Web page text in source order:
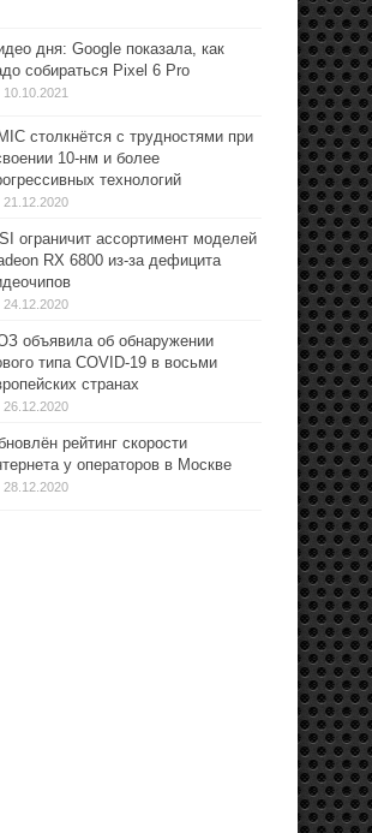
дня: Google показала, как
собираться Pixel 6 Pro
10.10.2021
столкнётся с трудностями при
10-нм и более
технологий
21.12.2020
ограничит ассортимент моделей
RX 6800 из-за дефицита
24.12.2020
объявила об обнаружении
типа COVID-19 в восьми
странах
26.12.2020
рейтинг скорости
у операторов в Москве
28.12.2020